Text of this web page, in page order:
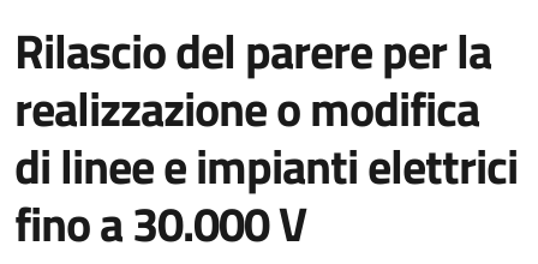
Rilascio del parere per la
realizzazione o modifica
di linee e impianti elettrici
fino a 30.000 V